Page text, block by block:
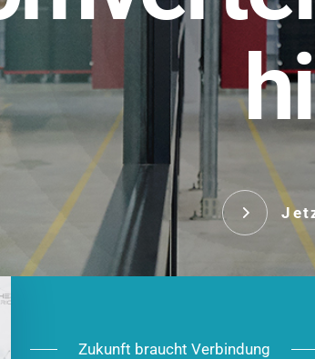
mit System. Robust im Alltag,
zukunftsfähig im Ausbau.
Zukunft braucht Verbindung